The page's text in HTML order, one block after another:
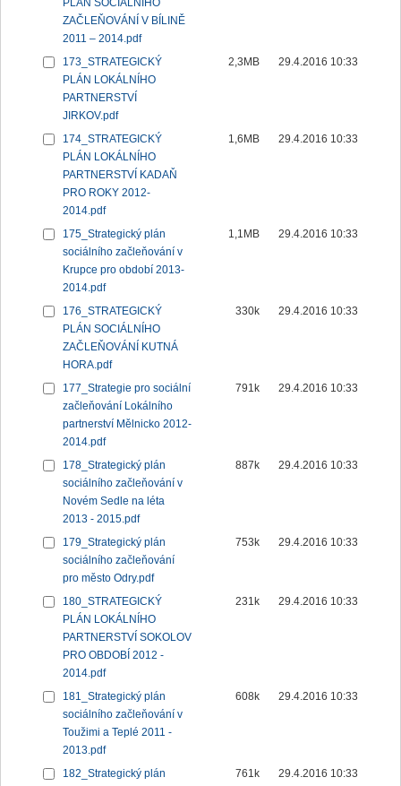
PLÁN SOCIÁLNÍHO
ZAČLEŇOVÁNÍ V BÍLINĚ
2011 – 2014.pdf
173_STRATEGICKÝ
PLÁN LOKÁLNÍHO
PARTNERSTVÍ
JIRKOV.pdf
2,3MB 29.4.2016 10:33
174_STRATEGICKÝ
PLÁN LOKÁLNÍHO
PARTNERSTVÍ KADAŇ
PRO ROKY 2012-
2014.pdf
1,6MB 29.4.2016 10:33
175_Strategický plán
sociálního začleňování v
Krupce pro období 2013-
2014.pdf
1,1MB 29.4.2016 10:33
176_STRATEGICKÝ
PLÁN SOCIÁLNÍHO
ZAČLEŇOVÁNÍ KUTNÁ
HORA.pdf
330k 29.4.2016 10:33
177_Strategie pro sociální
začleňování Lokálního
partnerství Mělnicko 2012-
2014.pdf
791k 29.4.2016 10:33
178_Strategický plán
sociálního začleňování v
Novém Sedle na léta
2013 - 2015.pdf
887k 29.4.2016 10:33
179_Strategický plán
sociálního začleňování
pro město Odry.pdf
753k 29.4.2016 10:33
180_STRATEGICKÝ
PLÁN LOKÁLNÍHO
PARTNERSTVÍ SOKOLOV
PRO OBDOBÍ 2012 -
2014.pdf
231k 29.4.2016 10:33
181_Strategický plán
sociálního začleňování v
Toužimi a Teplé 2011 -
2013.pdf
608k 29.4.2016 10:33
182_Strategický plán
761k 29.4.2016 10:33